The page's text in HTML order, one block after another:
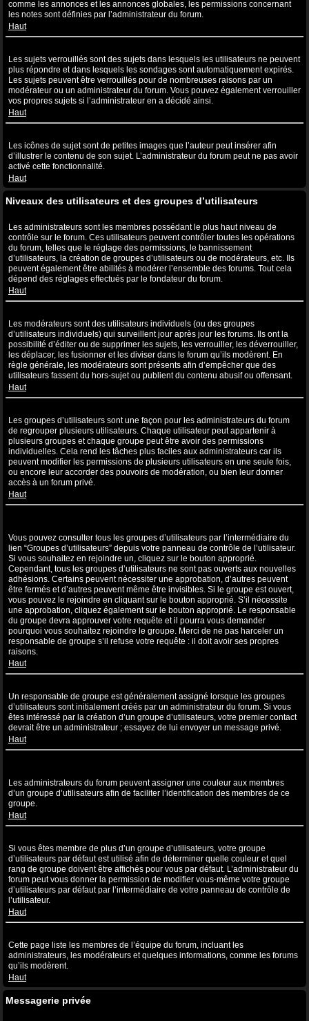
comme les annonces et les annonces globales, les permissions concernant
les notes sont définies par l’administrateur du forum.
Haut
Les sujets verrouillés sont des sujets dans lesquels les utilisateurs ne peuvent
plus répondre et dans lesquels les sondages sont automatiquement expirés.
Les sujets peuvent être verrouillés pour de nombreuses raisons par un
modérateur ou un administrateur du forum. Vous pouvez également verrouiller
vos propres sujets si l’administrateur en a décidé ainsi.
Haut
Les icônes de sujet sont de petites images que l’auteur peut insérer afin
d’illustrer le contenu de son sujet. L’administrateur du forum peut ne pas avoir
activé cette fonctionnalité.
Haut
Niveaux des utilisateurs et des groupes d’utilisateurs
Les administrateurs sont les membres possédant le plus haut niveau de
contrôle sur le forum. Ces utilisateurs peuvent contrôler toutes les opérations
du forum, telles que le réglage des permissions, le bannissement
d’utilisateurs, la création de groupes d’utilisateurs ou de modérateurs, etc. Ils
peuvent également être abilités à modérer l’ensemble des forums. Tout cela
dépend des réglages effectués par le fondateur du forum.
Haut
Les modérateurs sont des utilisateurs individuels (ou des groupes
d’utilisateurs individuels) qui surveillent jour après jour les forums. Ils ont la
possibilité d’éditer ou de supprimer les sujets, les verrouiller, les déverrouiller,
les déplacer, les fusionner et les diviser dans le forum qu’ils modèrent. En
règle générale, les modérateurs sont présents afin d’empêcher que des
utilisateurs fassent du hors-sujet ou publient du contenu abusif ou offensant.
Haut
Les groupes d’utilisateurs sont une façon pour les administrateurs du forum
de regrouper plusieurs utilisateurs. Chaque utilisateur peut appartenir à
plusieurs groupes et chaque groupe peut être avoir des permissions
individuelles. Cela rend les tâches plus faciles aux administrateurs car ils
peuvent modifier les permissions de plusieurs utilisateurs en une seule fois,
ou encore leur accorder des pouvoirs de modération, ou bien leur donner
accès à un forum privé.
Haut
Vous pouvez consulter tous les groupes d’utilisateurs par l’intermédiaire du
lien “Groupes d’utilisateurs” depuis votre panneau de contrôle de l’utilisateur.
Si vous souhaitez en rejoindre un, cliquez sur le bouton approprié.
Cependant, tous les groupes d’utilisateurs ne sont pas ouverts aux nouvelles
adhésions. Certains peuvent nécessiter une approbation, d’autres peuvent
être fermés et d’autres peuvent même être invisibles. Si le groupe est ouvert,
vous pouvez le rejoindre en cliquant sur le bouton approprié. S’il nécessite
une approbation, cliquez également sur le bouton approprié. Le responsable
du groupe devra approuver votre requête et il pourra vous demander
pourquoi vous souhaitez rejoindre le groupe. Merci de ne pas harceler un
responsable de groupe s’il refuse votre requête : il doit avoir ses propres
raisons.
Haut
Un responsable de groupe est généralement assigné lorsque les groupes
d’utilisateurs sont initialement créés par un administrateur du forum. Si vous
êtes intéressé par la création d’un groupe d’utilisateurs, votre premier contact
devrait être un administrateur ; essayez de lui envoyer un message privé.
Haut
Les administrateurs du forum peuvent assigner une couleur aux membres
d’un groupe d’utilisateurs afin de faciliter l’identification des membres de ce
groupe.
Haut
Si vous êtes membre de plus d’un groupe d’utilisateurs, votre groupe
d’utilisateurs par défaut est utilisé afin de déterminer quelle couleur et quel
rang de groupe doivent être affichés pour vous par défaut. L’administrateur du
forum peut vous donner la permission de modifier vous-même votre groupe
d’utilisateurs par défaut par l’intermédiaire de votre panneau de contrôle de
l’utilisateur.
Haut
Cette page liste les membres de l’équipe du forum, incluant les
administrateurs, les modérateurs et quelques informations, comme les forums
qu’ils modèrent.
Haut
Messagerie privée